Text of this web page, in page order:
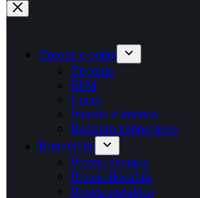
Corona e ponte
Zirconia
PFM
Emax
Intarsio e intarsio
Restauro temporaneo
Rimovibile
Protesi dentaria
Protesi flessibile
Protesi metallica